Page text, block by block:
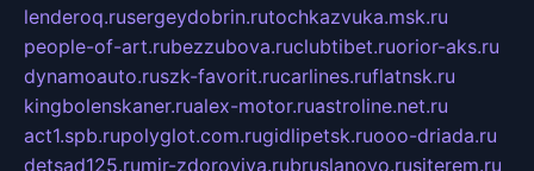
lenderoq.rusergeydobrin.rutochkazvuka.msk.ru
people-of-art.rubezzubova.ruclubtibet.ruorior-aks.ru
dynamoauto.ruszk-favorit.rucarlines.ruflatnsk.ru
kingbolenskaner.rualex-motor.ruastroline.net.ru
act1.spb.rupolyglot.com.rugidlipetsk.ruooo-driada.ru
detsad125.rumir-zdoroviya.rubruslanovo.rusiterem.ru